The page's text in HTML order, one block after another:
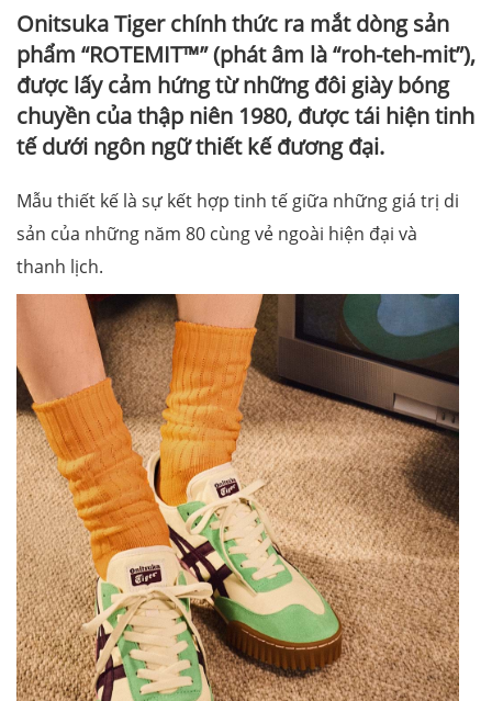
Onitsuka Tiger chính thức ra mắt dòng sản
phẩm “ROTEMIT™” (phát âm là “roh-teh-mit”),
được lấy cảm hứng từ những đôi giày bóng
chuyền của thập niên 1980, được tái hiện tinh
tế dưới ngôn ngữ thiết kế đương đại.
Mẫu thiết kế là sự kết hợp tinh tế giữa những giá trị di
sản của những năm 80 cùng vẻ ngoài hiện đại và
thanh lịch.